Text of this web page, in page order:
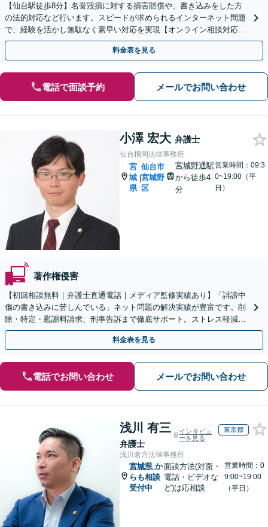
【仙台駅徒歩8分】名誉毀損に対する損害賠償や、書き込みをした方
の法的対応など行います。スピードが求められるインターネット問題
で、経験を活かし無駄なく素早い対応を実現【オンライン相談対応】
【発信者情報開示命令申立て対応】
料金表を見る
電話で面談予約 メールでお問い合わせ
小澤 宏大 弁護士
仙台榴岡法律事務所
宮
城
県
|
仙台市
宮城野
区
宮城野通駅
から徒歩4
分
営業時間：09:3
0~19:00（平
日）
著作権侵害
【初回相談無料｜弁護士直通電話｜メディア監修実績あり】「誹謗中
傷の書き込みに苦しんでいる」ネット問題の解決実績が豊富です。削
除・特定・慰謝料請求、刑事告訴まで徹底サポート。ストレス軽減の
ため、お早めに弁護士にご相談ください【夜間相談可】
料金表を見る
電話でお問い合わせ メールでお問い合わせ
浅川 有三
弁護士
インタビュ
ーを見る
東京都
浅川倉方法律事務所
宮城県 か
らも相談
受付中
面談方法(対面・
電話・ビデオな
ど)は応相談
営業時間：0
9:00~19:00
（平日）